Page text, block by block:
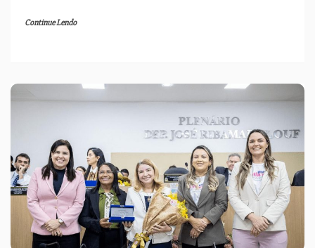
Continue Lendo